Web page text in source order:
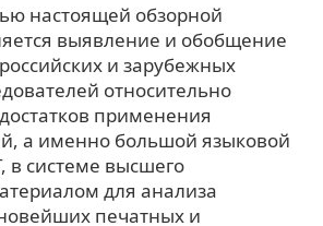
настоящей обзорной
выявление и обобщение
и зарубежных
относительно
применения
а именно большой языковой
в системе высшего
для анализа
печатных и